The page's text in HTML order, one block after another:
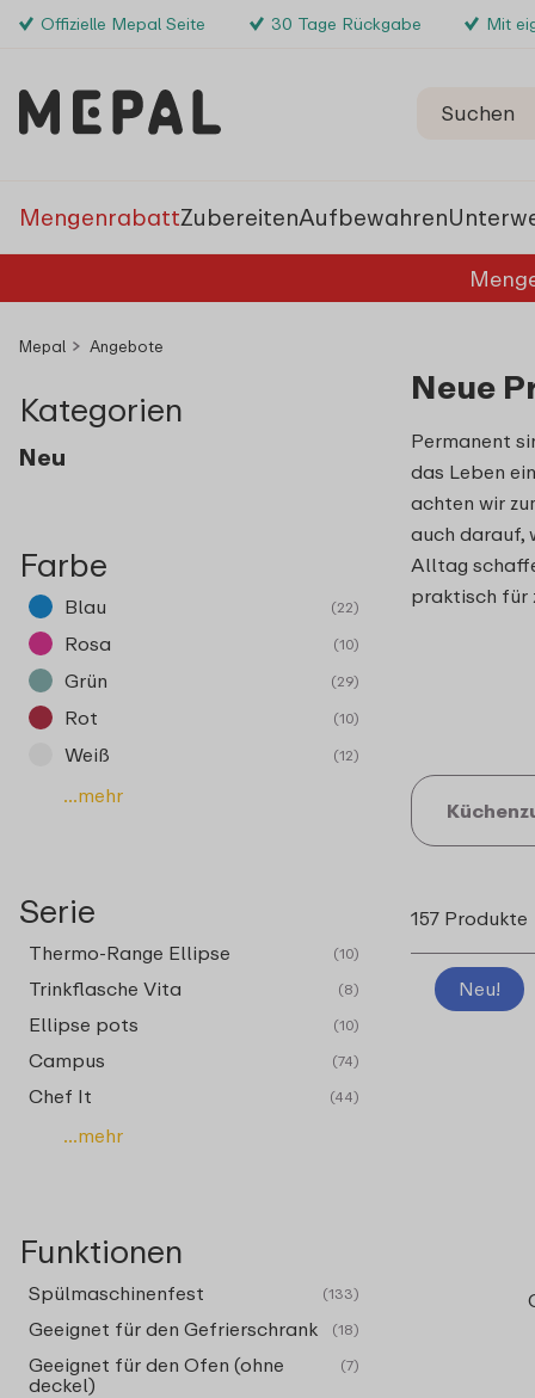
Offizielle Mepal Seite 30 Tage Rückgabe Mit
MengenrabattZubereitenAufbewahren
Mepal Angebote
Kategorien
Neu
Farbe
Blau (22)
Rosa (10)
Grün (29)
Rot (10)
Weiß (12)
...mehr
Serie
Thermo-Range Ellipse (10)
Trinkflasche Vita (8)
Ellipse pots (10)
Campus (74)
Chef It (44)
...mehr
Funktionen
Spülmaschinenfest (133)
Geeignet für den Gefrierschrank (18)
Geeignet für den Ofen (ohne
deckel)
(7)
Neue
Permanent
das Leben
achten wir
auch darauf,
Alltag
praktisch für
157 Produkte
Neu!